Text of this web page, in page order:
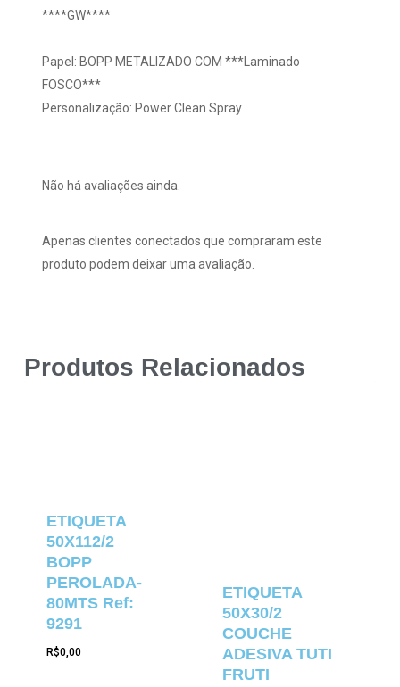
****GW****
Papel: BOPP METALIZADO COM ***Laminado
FOSCO***
Personalização: Power Clean Spray
Não há avaliações ainda.
Apenas clientes conectados que compraram este
produto podem deixar uma avaliação.
Produtos Relacionados
ETIQUETA
50X112/2
BOPP
PEROLADA-
80MTS Ref:
9291
R$0,00
ETIQUETA
50X30/2
COUCHE
ADESIVA TUTI
FRUTI